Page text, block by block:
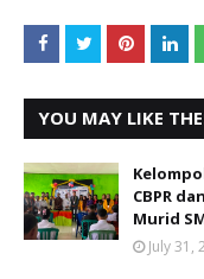
YOU MAY LIKE
CBPR
Murid
July 31,